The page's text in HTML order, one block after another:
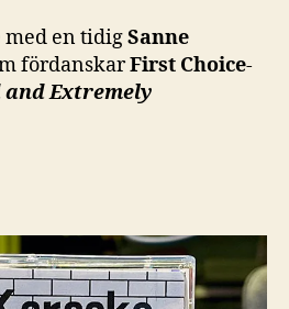
en tidigSanne
fördanskarFirst Choice-
Extremely